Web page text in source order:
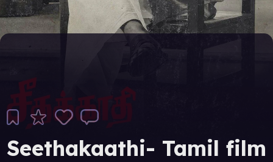
Seethakaathi- Tamil film